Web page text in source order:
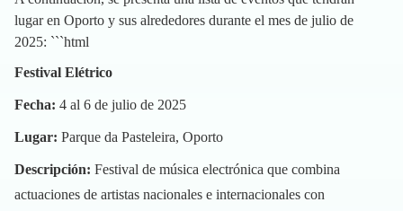
lugar en Oporto y sus alrededores durante el mes de julio de
2025: ```html
Festival Elétrico
Fecha: 4 al 6 de julio de 2025
Lugar: Parque da Pasteleira, Oporto
Descripción: Festival de música electrónica que combina
actuaciones de artistas nacionales e internacionales con